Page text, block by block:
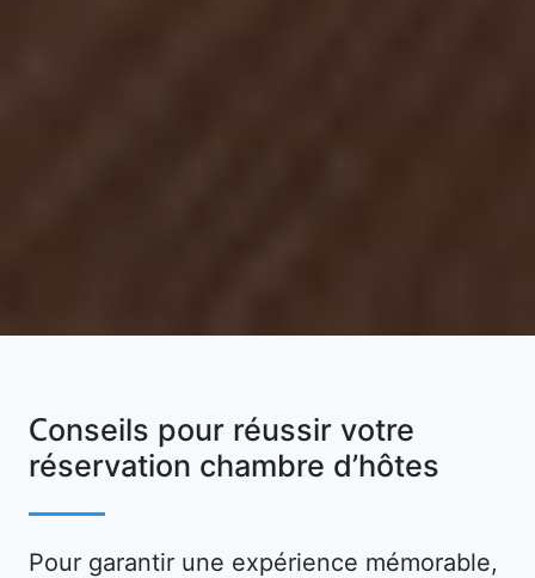
Conseils pour réussir votre
réservation chambre d’hôtes
Pour garantir une expérience mémorable,